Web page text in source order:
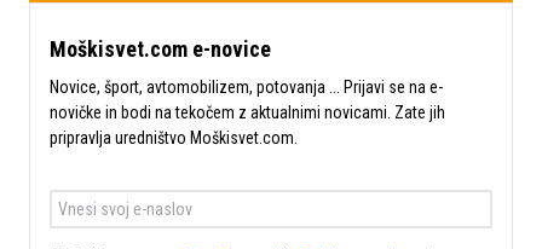
Moškisvet.com e-novice
Novice, šport, avtomobilizem, potovanja ... Prijavi se na e-
novičke in bodi na tekočem z aktualnimi novicami. Zate jih
pripravlja uredništvo Moškisvet.com.